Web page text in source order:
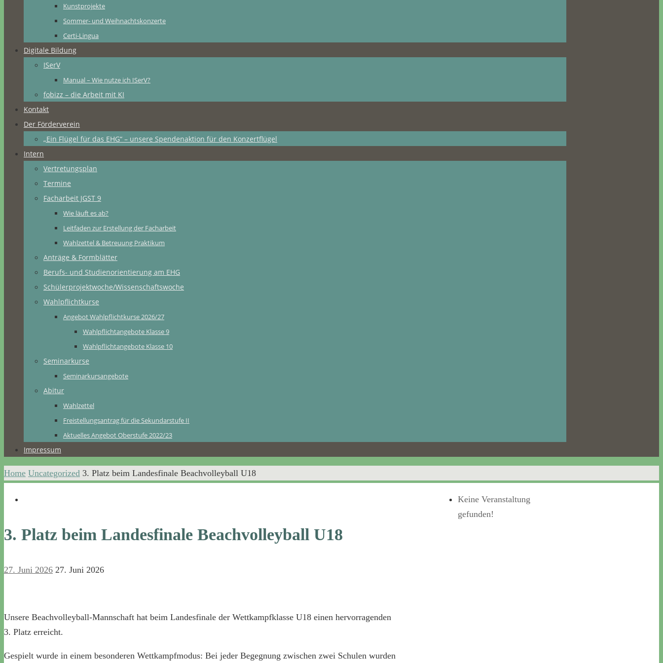
Kunstprojekte
Sommer- und Weihnachtskonzerte
Certi-Lingua
Digitale Bildung
ISerV
Manual – Wie nutze ich ISerV?
fobizz – die Arbeit mit KI
Kontakt
Der Förderverein
„Ein Flügel für das EHG“ – unsere Spendenaktion für den Konzertflügel
Intern
Vertretungsplan
Termine
Facharbeit JGST 9
Wie läuft es ab?
Leitfaden zur Erstellung der Facharbeit
Wahlzettel & Betreuung Praktikum
Anträge & Formblätter
Berufs- und Studienorientierung am EHG
Schülerprojektwoche/Wissenschaftswoche
Wahlpflichtkurse
Angebot Wahlpflichtkurse 2026/27
Wahlpflichtangebote Klasse 9
Wahlpflichtangebote Klasse 10
Seminarkurse
Seminarkursangebote
Abitur
Wahlzettel
Freistellungsantrag für die Sekundarstufe II
Aktuelles Angebot Oberstufe 2022/23
Impressum
Home Uncategorized 3. Platz beim Landesfinale Beachvolleyball U18
3. Platz beim Landesfinale Beachvolleyball U18
27. Juni 2026 27. Juni 2026
Unsere Beachvolleyball-Mannschaft hat beim Landesfinale der Wettkampfklasse U18 einen hervorragenden
3. Platz erreicht.
Gespielt wurde in einem besonderen Wettkampfmodus: Bei jeder Begegnung zwischen zwei Schulen wurden
Keine Veranstaltung
gefunden!